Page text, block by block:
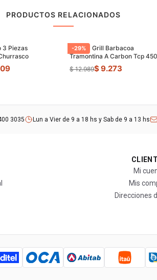
PRODUCTOS RELACIONADOS
3 Piezas
-29%
Parrilla Grill Barbacoa
Tramontina A Carbon Tcp
$ 12.989$ 9.273
3035 Lun a Vier de 9 a 18 hs y Sab de 9 a 13 hs
Mi
Mis
Direcciones